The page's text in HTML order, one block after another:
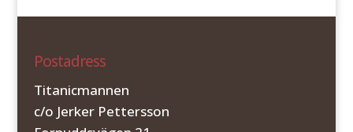
Postadress
Titanicmannen
c/o Jerker Pettersson